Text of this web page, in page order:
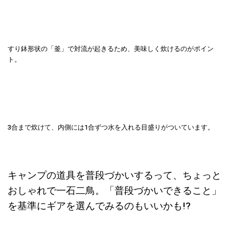
すり鉢形状の「釜」で対流が起きるため、美味しく炊けるのがポイン
ト。
3合まで炊けて、内側には1合ずつ水を入れる目盛りがついています。
キャンプの道具を普段づかいするって、ちょっと
おしゃれで一石二鳥。「普段づかいできること」
を基準にギアを選んでみるのもいいかも!?